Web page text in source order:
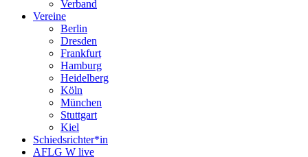
Verband
Vereine
Berlin
Dresden
Frankfurt
Hamburg
Heidelberg
Köln
München
Stuttgart
Kiel
Schiedsrichter*in
AFLG W live